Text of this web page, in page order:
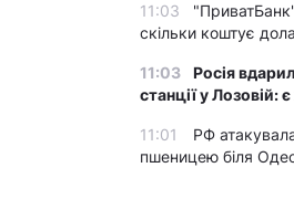
11:03
скільки коштує
11:03
Росія
станції у Лозовій:
11:01
РФ
пшеницею біля